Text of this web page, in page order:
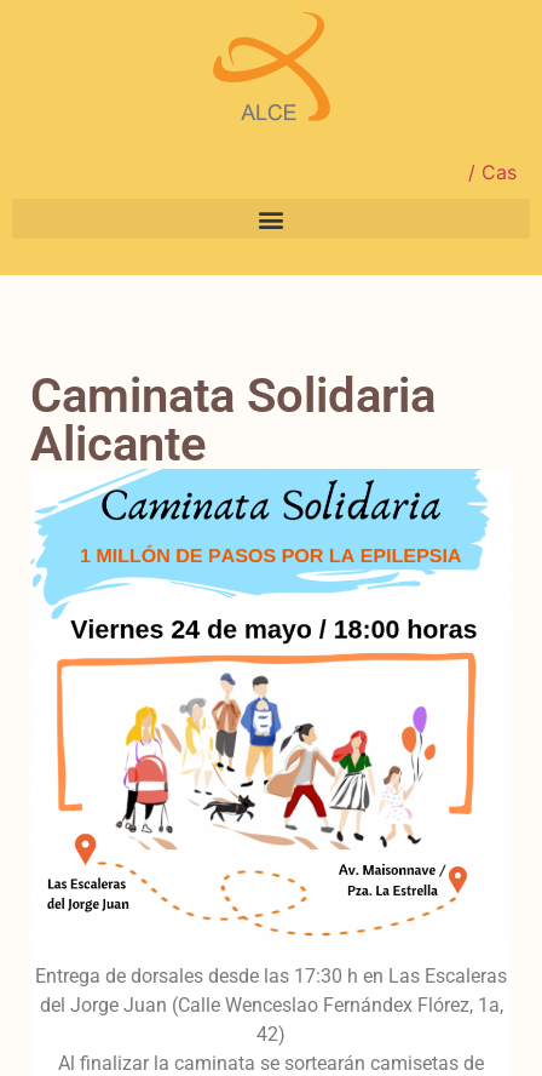
/ Cas
Caminata Solidaria
Alicante
Entrega de dorsales desde las 17:30 h en Las Escaleras
del Jorge Juan (Calle Wenceslao Fernándex Flórez, 1a,
42)
Al finalizar la caminata se sortearán camisetas de